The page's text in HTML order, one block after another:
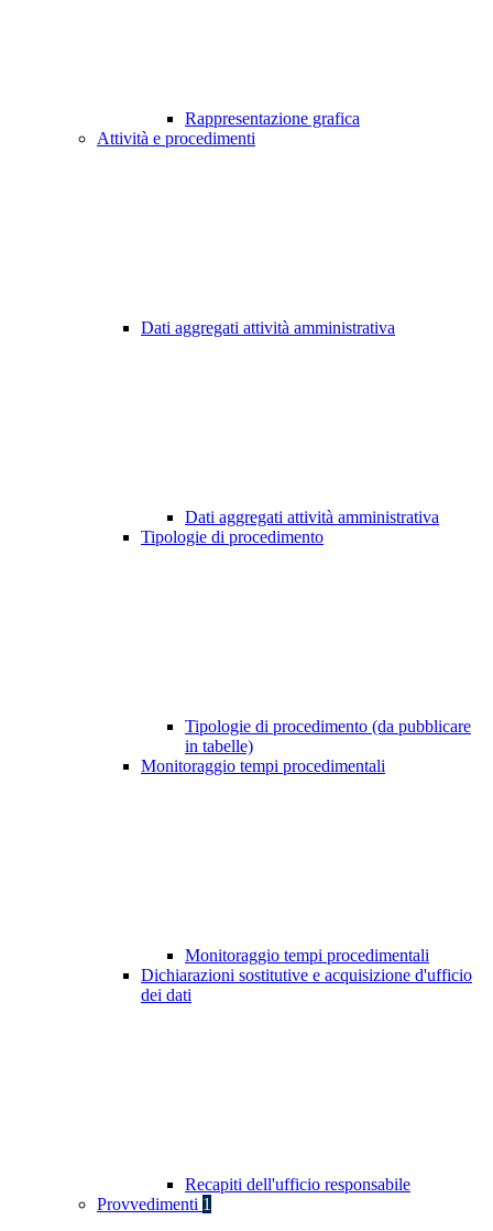
Rappresentazione grafica
Attività e procedimenti
Dati aggregati attività amministrativa
Dati aggregati attività amministrativa
Tipologie di procedimento
Tipologie di procedimento (da pubblicare
in tabelle)
Monitoraggio tempi procedimentali
Monitoraggio tempi procedimentali
Dichiarazioni sostitutive e acquisizione d'ufficio
dei dati
Recapiti dell'ufficio responsabile
Provvedimenti 1